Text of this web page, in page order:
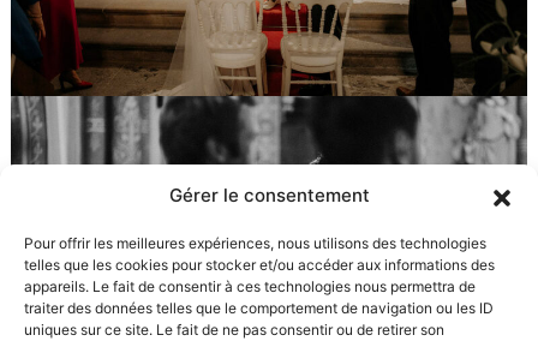
Gérer le consentement
Pour offrir les meilleures expériences, nous utilisons des technologies
telles que les cookies pour stocker et/ou accéder aux informations des
appareils. Le fait de consentir à ces technologies nous permettra de
traiter des données telles que le comportement de navigation ou les ID
uniques sur ce site. Le fait de ne pas consentir ou de retirer son